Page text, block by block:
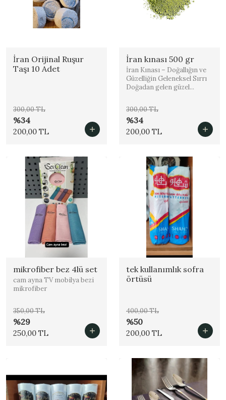
İran Orijinal Ruşur
Taşı 10 Adet
300,00 TL
%34
200,00 TL
İran kınası 500 gr
İran Kınası – Doğallığın ve
Güzelliğin Geleneksel Sırrı
Doğadan gelen güzel...
300,00 TL
%34
200,00 TL
mikrofiber bez 4lü set
cam ayna TV mobilya bezi
mikrofiber
350,00 TL
%29
250,00 TL
tek kullanımlık sofra
örtüsü
400,00 TL
%50
200,00 TL